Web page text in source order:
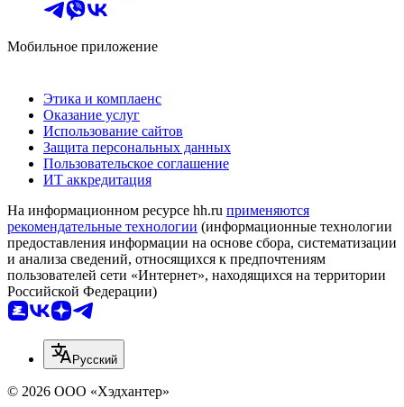
Мобильное приложение
Этика и комплаенс
Оказание услуг
Использование сайтов
Защита персональных данных
Пользовательское соглашение
ИТ аккредитация
На информационном ресурсе hh.ru применяются
рекомендательные технологии (информационные технологии
предоставления информации на основе сбора, систематизации
и анализа сведений, относящихся к предпочтениям
пользователей сети «Интернет», находящихся на территории
Российской Федерации)
Русский
© 2026 ООО «Хэдхантер»